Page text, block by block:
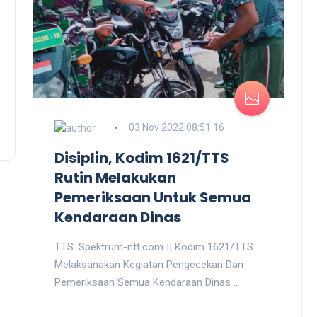
03 Nov 2022 08:51:16
Disiplin, Kodim 1621/TTS
Rutin Melakukan
Pemeriksaan Untuk Semua
Kendaraan Dinas
TTS. Spektrum-ntt.com || Kodim 1621/TTS
Melaksanakan Kegiatan Pengecekan Dan
Pemeriksaan Semua Kendaraan Dinas ...